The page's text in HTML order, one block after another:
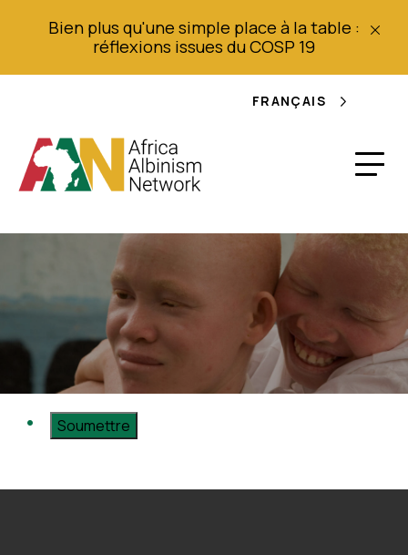
Bien plus qu'une simple place à la table :
réflexions issues du COSP 19
FRANÇAIS